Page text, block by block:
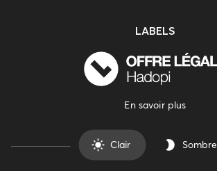
LABELS
En savoir plus
Clair Sombre